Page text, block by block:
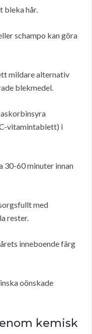
bleka hår.
schampo kan göra
mildare alternativ
blekmedel.
vitamintablett) i
30-60 minuter innan
med
rester.
inneboende färg
oönskade
kemisk